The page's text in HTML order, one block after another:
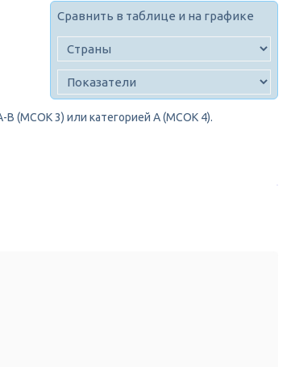
Сравнить в таблице и на графике
B (МСОК 3) или категорией A (МСОК 4).